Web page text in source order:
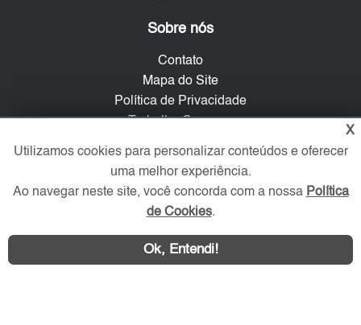
Sobre nós
Contato
Mapa do Site
Política de Privacidade
Trabalhe Conosco
Verificada por
Redes Sociais
X
Utilizamos cookies para personalizar conteúdos e oferecer
uma melhor experiência.
Ao navegar neste site, você concorda com a nossa Política
de Cookies.
Ok, Entendi!